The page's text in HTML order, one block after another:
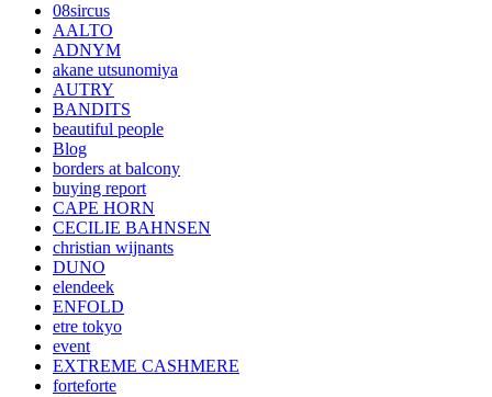
08sircus
AALTO
ADNYM
akane utsunomiya
AUTRY
BANDITS
beautiful people
Blog
borders at balcony
buying report
CAPE HORN
CECILIE BAHNSEN
christian wijnants
DUNO
elendeek
ENFOLD
etre tokyo
event
EXTREME CASHMERE
forteforte